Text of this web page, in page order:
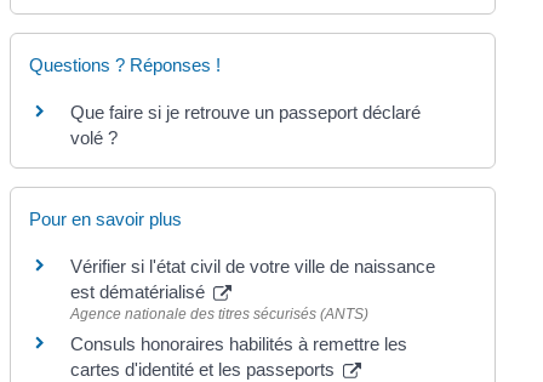
Questions ? Réponses !
Que faire si je retrouve un passeport déclaré
volé ?
Pour en savoir plus
Vérifier si l'état civil de votre ville de naissance
est dématérialisé
Agence nationale des titres sécurisés (ANTS)
Consuls honoraires habilités à remettre les
cartes d'identité et les passeports